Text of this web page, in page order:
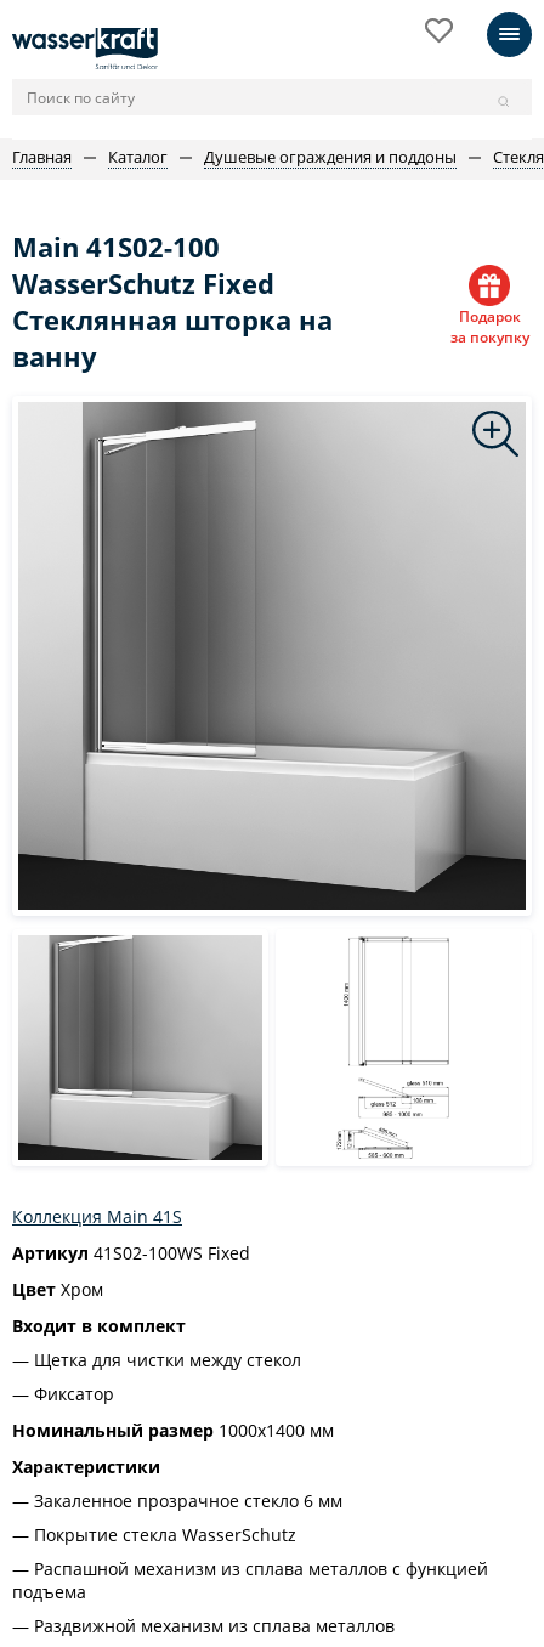
Главная Каталог Душевые ограждения и поддоны
Main 41S02-100
WasserSchutz Fixed
Стеклянная шторка на
ванну
Подарок
за покупку
Коллекция Main 41S
Артикул 41S02-100WS Fixed
Цвет Хром
Входит в комплект
Щетка для чистки между стекол
Фиксатор
Номинальный размер 1000х1400 мм
Характеристики
Закаленное прозрачное стекло 6 мм
Покрытие стекла WasserSchutz
Распашной механизм из сплава металлов с функцией
подъема
Раздвижной механизм из сплава металлов